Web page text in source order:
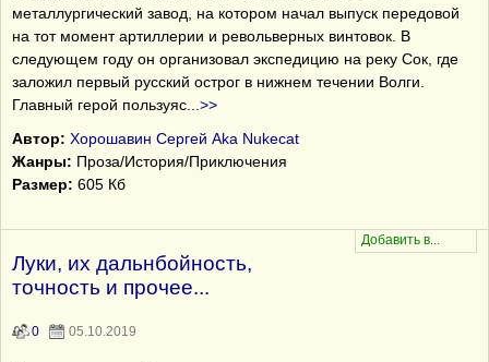
металлургический завод, на котором начал выпуск передовой
на тот момент артиллерии и револьверных винтовок. В
следующем году он организовал экспедицию на реку Сок, где
заложил первый русский острог в нижнем течении Волги.
Главный герой пользуяс
>>
Автор: Хорошавин Сергей Aka Nukecat
Жанры: Проза/История/Приключения
Размер: 605 Кб
Луки, их дальнбойность,
точность и прочее...
0 05.10.2019